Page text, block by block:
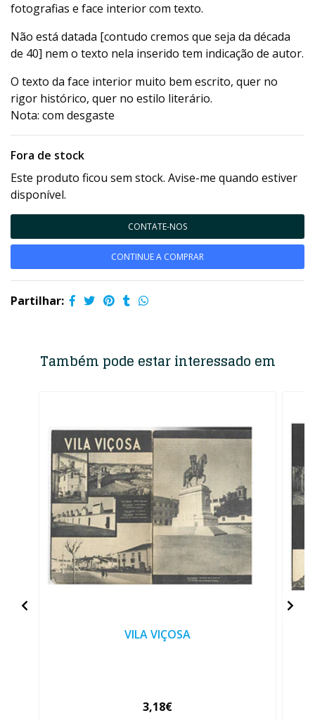
fotografias e face interior com texto.
Não está datada [contudo cremos que seja da década
de 40] nem o texto nela inserido tem indicação de autor.
O texto da face interior muito bem escrito, quer no
rigor histórico, quer no estilo literário.
Nota: com desgaste
Fora de stock
Este produto ficou sem stock. Avise-me quando estiver
disponível.
CONTATE-NOS
CONTINUE A COMPRAR
Partilhar:
Também pode estar interessado em
VILA VIÇOSA
3,18€